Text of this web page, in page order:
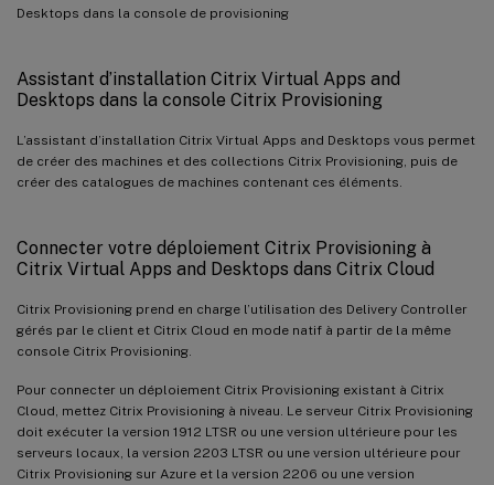
Desktops dans la console de provisioning
Assistant d’installation Citrix Virtual Apps and
Desktops dans la console Citrix Provisioning
L’assistant d’installation Citrix Virtual Apps and Desktops vous permet
de créer des machines et des collections Citrix Provisioning, puis de
créer des catalogues de machines contenant ces éléments.
Connecter votre déploiement Citrix Provisioning à
Citrix Virtual Apps and Desktops dans Citrix Cloud
Citrix Provisioning prend en charge l’utilisation des Delivery Controller
gérés par le client et Citrix Cloud en mode natif à partir de la même
console Citrix Provisioning.
Pour connecter un déploiement Citrix Provisioning existant à Citrix
Cloud, mettez Citrix Provisioning à niveau. Le serveur Citrix Provisioning
doit exécuter la version 1912 LTSR ou une version ultérieure pour les
serveurs locaux, la version 2203 LTSR ou une version ultérieure pour
Citrix Provisioning sur Azure et la version 2206 ou une version